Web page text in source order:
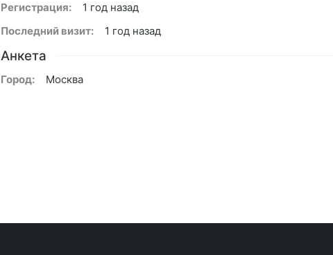
Регистрация:
1 год назад
Последний визит:
1 год назад
Анкета
Город: Москва